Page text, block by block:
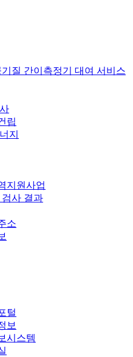
질 간이측정기 대여 서비스
립
지
지원사업
사 결과
소
털
보
시스템